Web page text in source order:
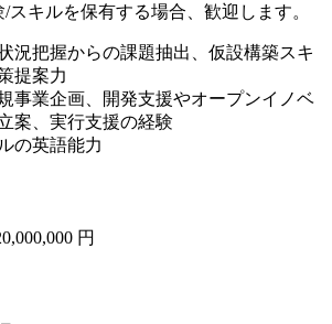
スキルを保有する場合、歓迎します。
況把握からの課題抽出、仮設構築スキ
提案力
事業企画、開発支援やオープンイノベ
案、実行支援の経験
の英語能力
円